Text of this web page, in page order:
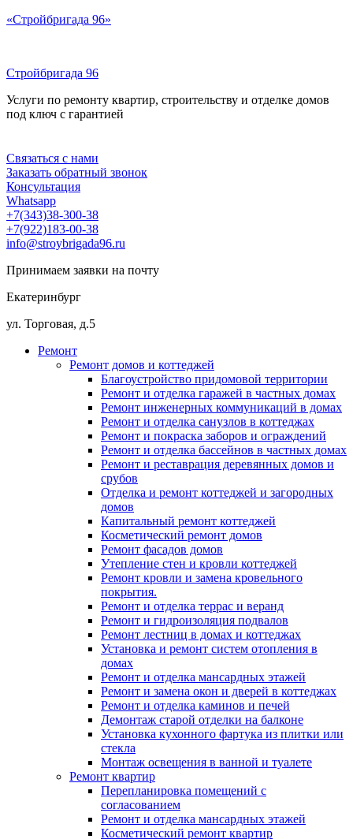
Перейти
«Стройбригада 96»
Стройбригада 96
Услуги по ремонту квартир, строительству и отделке домов
под ключ с гарантией
Связаться с нами
Заказать обратный звонок
Консультация
Whatsapp
+7(343)38-300-38
+7(922)183-00-38
info@stroybrigada96.ru
Принимаем заявки на почту
Екатеринбург
ул. Торговая, д.5
Ремонт
Ремонт домов и коттеджей
Благоустройство придомовой территории
Ремонт и отделка гаражей в частных домах
Ремонт инженерных коммуникаций в домах
Ремонт и отделка санузлов в коттеджах
Ремонт и покраска заборов и ограждений
Ремонт и отделка бассейнов в частных домах
Ремонт и реставрация деревянных домов и
срубов
Отделка и ремонт коттеджей и загородных
домов
Капитальный ремонт коттеджей
Косметический ремонт домов
Ремонт фасадов домов
Утепление стен и кровли коттеджей
Ремонт кровли и замена кровельного
покрытия.
Ремонт и отделка террас и веранд
Ремонт и гидроизоляция подвалов
Ремонт лестниц в домах и коттеджах
Установка и ремонт систем отопления в
домах
Ремонт и отделка мансардных этажей
Ремонт и замена окон и дверей в коттеджах
Ремонт и отделка каминов и печей
Демонтаж старой отделки на балконе
Установка кухонного фартука из плитки или
стекла
Монтаж освещения в ванной и туалете
Ремонт квартир
Перепланировка помещений с
согласованием
Ремонт и отделка мансардных этажей
Косметический ремонт квартир